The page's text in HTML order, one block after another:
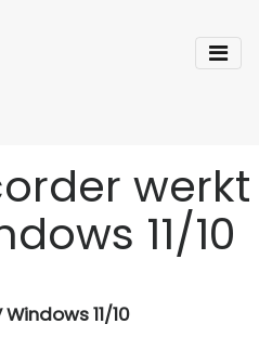
werkt
11/10
11/10